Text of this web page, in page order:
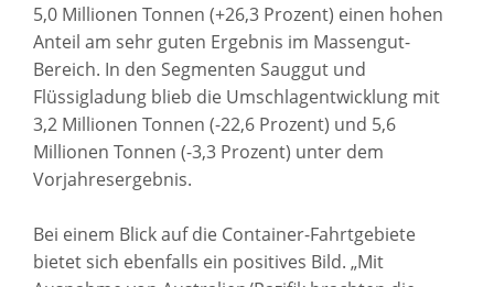
5,0 Millionen Tonnen (+26,3 Prozent) einen hohen
Anteil am sehr guten Ergebnis im Massengut-
Bereich. In den Segmenten Sauggut und
Flüssigladung blieb die Umschlagentwicklung mit
3,2 Millionen Tonnen (-22,6 Prozent) und 5,6
Millionen Tonnen (-3,3 Prozent) unter dem
Vorjahresergebnis.
Bei einem Blick auf die Container-Fahrtgebiete
bietet sich ebenfalls ein positives Bild. „Mit